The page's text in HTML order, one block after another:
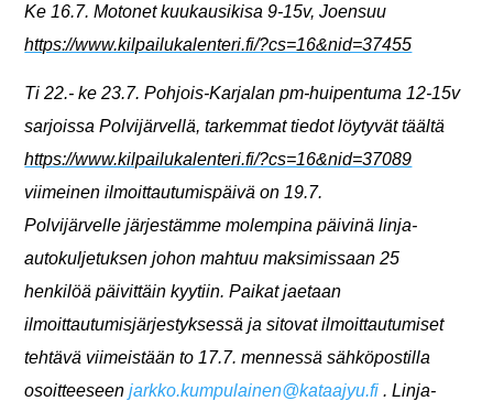
Ke 16.7. Motonet kuukausikisa 9-15v, Joensuu
https://www.kilpailukalenteri.fi/?cs=16&nid=37455
Ti 22.- ke 23.7. Pohjois-Karjalan pm-huipentuma 12-15v
sarjoissa Polvijärvellä, tarkemmat tiedot löytyvät täältä
https://www.kilpailukalenteri.fi/?cs=16&nid=37089
viimeinen ilmoittautumispäivä on 19.7.
Polvijärvelle järjestämme molempina päivinä linja-
autokuljetuksen johon mahtuu maksimissaan 25
henkilöä päivittäin kyytiin. Paikat jaetaan
ilmoittautumisjärjestyksessä ja sitovat ilmoittautumiset
tehtävä viimeistään to 17.7. mennessä sähköpostilla
osoitteeseenjarkko.kumpulainen@kataajyu.fi . Linja-